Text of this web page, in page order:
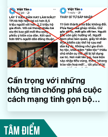
Cẩn trọng với những
thông tin chống phá cuộc
cách mạng tinh gọn bộ
TÂM ĐIỂM